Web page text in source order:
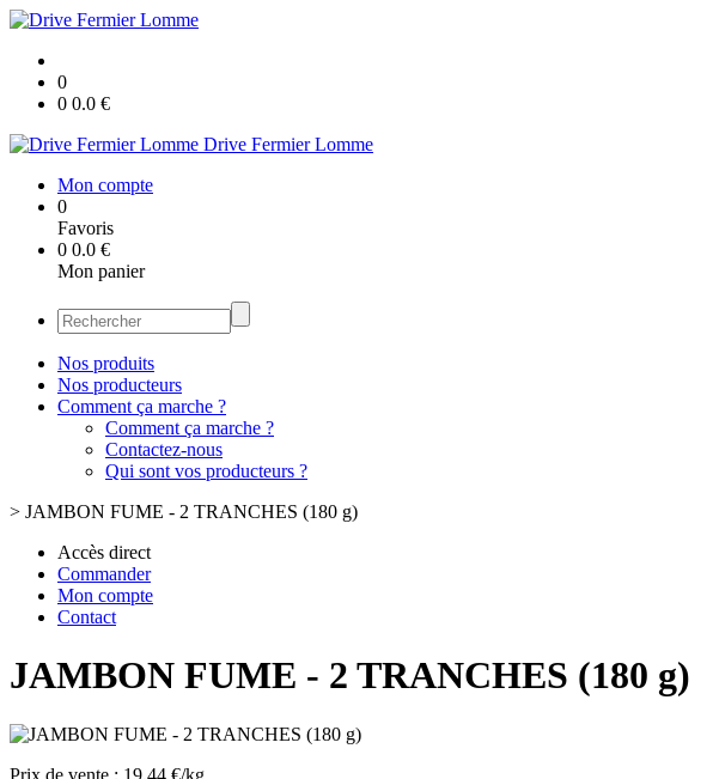
0
0 0.0 €
Drive Fermier Lomme
Mon compte
0
Favoris
0 0.0 €
Mon panier
Nos produits
Nos producteurs
Comment ça marche ?
Comment ça marche ?
Contactez-nous
Qui sont vos producteurs ?
> JAMBON FUME - 2 TRANCHES (180 g)
Accès direct
Commander
Mon compte
Contact
JAMBON FUME - 2 TRANCHES (180 g)
Prix de vente : 19.44 €/kg